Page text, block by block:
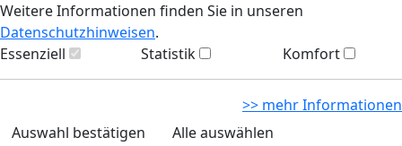
Weitere Informationen finden Sie in unseren
Datenschutzhinweisen.
Essenziell
Statistik Komfort
>> mehr Informationen
Auswahl bestätigen
Alle auswählen